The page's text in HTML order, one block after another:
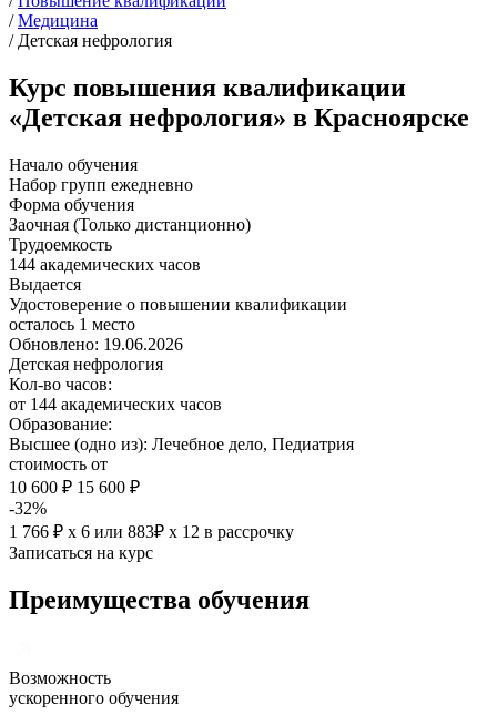
/ Медицина
/ Детская нефрология
Курс повышения квалификации
«Детская нефрология» в Красноярске
Начало обучения
Набор групп ежедневно
Форма обучения
Заочная (Только дистанционно)
Трудоемкость
144 академических часов
Выдается
Удостоверение о повышении квалификации
осталось 1 место
Обновлено: 19.06.2026
Детская нефрология
Кол-во часов:
от 144 академических часов
Образование:
Высшее (одно из): Лечебное дело, Педиатрия
стоимость от
10 600 ₽ 15 600 ₽
-32%
1 766 ₽ х 6 или 883₽ х 12 в рассрочку
Записаться на курс
Преимущества обучения
Возможность
ускоренного обучения